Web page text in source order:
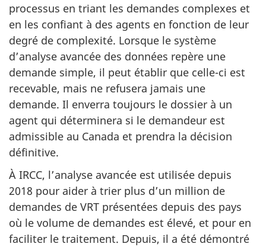
processus en triant les demandes complexes et
en les confiant à des agents en fonction de leur
degré de complexité. Lorsque le système
d’analyse avancée des données repère une
demande simple, il peut établir que celle-ci est
recevable, mais ne refusera jamais une
demande. Il enverra toujours le dossier à un
agent qui déterminera si le demandeur est
admissible au Canada et prendra la décision
définitive.
À IRCC, l’analyse avancée est utilisée depuis
2018 pour aider à trier plus d’un million de
demandes de VRT présentées depuis des pays
où le volume de demandes est élevé, et pour en
faciliter le traitement. Depuis, il a été démontré